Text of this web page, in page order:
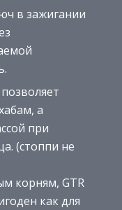
в зажигании
а
при
(стоппи не
корням, GTR
как для